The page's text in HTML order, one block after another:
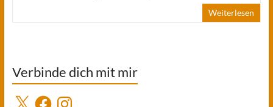
Weiterlesen
Verbinde dich mit mir
X FacebookInstagram